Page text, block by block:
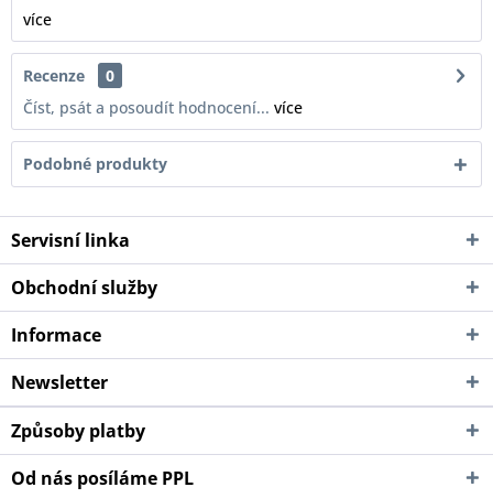
více
Recenze
0
Číst, psát a posoudít hodnocení... více
Podobné produkty
Servisní linka
Obchodní služby
Informace
Newsletter
Způsoby platby
Od nás posíláme PPL